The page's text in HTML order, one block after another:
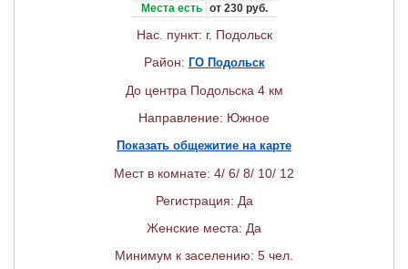
Места есть от 230 руб.
Нас. пункт: г. Подольск
Район: ГО Подольск
До центра Подольска 4 км
Направление: Южное
Показать общежитие на карте
Мест в комнате: 4/ 6/ 8/ 10/ 12
Регистрация: Да
Женские места: Да
Минимум к заселению: 5 чел.